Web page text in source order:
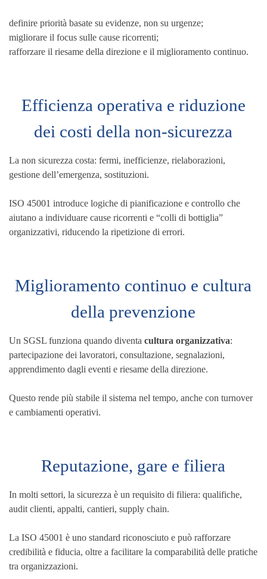
definire priorità basate su evidenze, non su urgenze;
migliorare il focus sulle cause ricorrenti;
rafforzare il riesame della direzione e il miglioramento continuo.
Efficienza operativa e riduzione
dei costi della non-sicurezza
La non sicurezza costa: fermi, inefficienze, rielaborazioni,
gestione dell’emergenza, sostituzioni.
ISO 45001 introduce logiche di pianificazione e controllo che
aiutano a individuare cause ricorrenti e “colli di bottiglia”
organizzativi, riducendo la ripetizione di errori.
Miglioramento continuo e cultura
della prevenzione
Un SGSL funziona quando diventa cultura organizzativa:
partecipazione dei lavoratori, consultazione, segnalazioni,
apprendimento dagli eventi e riesame della direzione.
Questo rende più stabile il sistema nel tempo, anche con turnover
e cambiamenti operativi.
Reputazione, gare e filiera
In molti settori, la sicurezza è un requisito di filiera: qualifiche,
audit clienti, appalti, cantieri, supply chain.
La ISO 45001 è uno standard riconosciuto e può rafforzare
credibilità e fiducia, oltre a facilitare la comparabilità delle pratiche
tra organizzazioni.